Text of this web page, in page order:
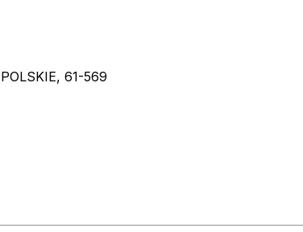
61-569